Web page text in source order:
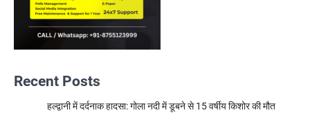
Recent Posts
हल्द्वानी में दर्दनाक हादसा: गोला नदी में डूबने से 15 वर्षीय किशोर की मौत